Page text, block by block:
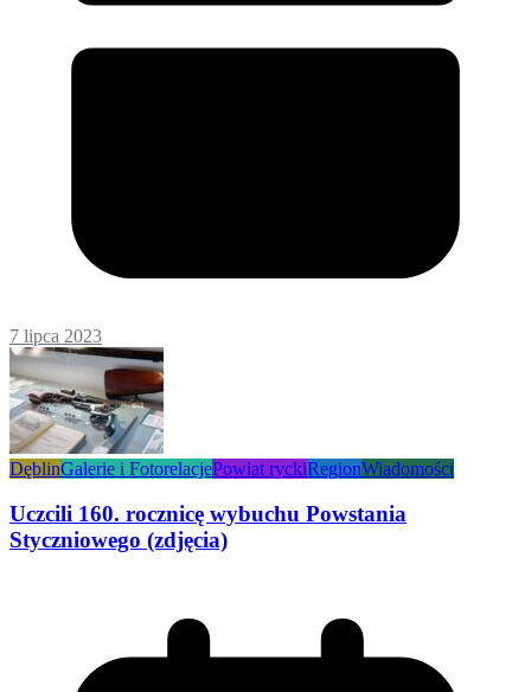
7 lipca 2023
DęblinGalerie i FotorelacjePowiat ryckiRegionWiadomości
Uczcili 160. rocznicę wybuchu Powstania
Styczniowego (zdjęcia)